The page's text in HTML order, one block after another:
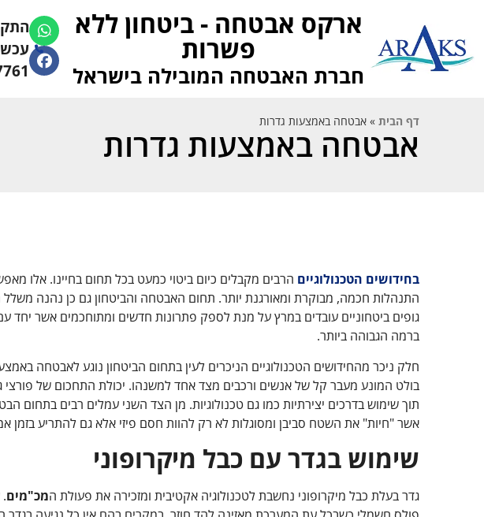
ארקס אבטחה - ביטחון ללא
פשרות
חברת האבטחה המובילה בישראל
דף הבית » אבטחה באמצעות גדרות
אבטחה באמצעות גדרות
בחידושים הטכנולוגיים הרבים מקבלים כיום ביטוי כמעט בכל תחום בחיינו. אלו
התנהלות חכמה, מבוקרת ומאורגנת יותר. תחום האבטחה והביטחון גם כן נהנה משלל
גופים ביטחוניים עובדים במרץ על מנת לספק פתרונות חדשים ומתוחכמים אשר יחד עם
ברמה הגבוהה ביותר.
חלק ניכר מהחידושים הטכנולוגיים הניכרים לעין בתחום הביטחון נוגע לאבטחה
בולט המונע מעבר קל של אנשים ורכבים מצד אחד למשנהו. יכולת התחכום של
תוך שימוש בדרכים יצירתיות כמו גם טכנולוגיות. מן הצד השני עמלים רבים בתחום
אשר "חיות" את השטח סביבן ומסוגלות לא רק להוות חסם פיזי אלא גם להתריע בזמן
שימוש בגדר עם כבל מיקרופוני
גדר בעלת כבל מיקרופוני נחשבת לטכנולוגיה אקטיבית ומזכירה את פעולת המכ"מים